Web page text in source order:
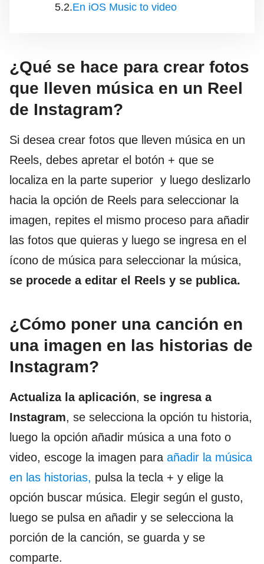
En iOS Music to video
¿Qué se hace para crear fotos
que lleven música en un Reel
de Instagram?
Si desea crear fotos que lleven música en un
Reels, debes apretar el botón + que se
localiza en la parte superior y luego deslizarlo
hacia la opción de Reels para seleccionar la
imagen, repites el mismo proceso para añadir
las fotos que quieras y luego se ingresa en el
ícono de música para seleccionar la música,
se procede a editar el Reels y se publica.
¿Cómo poner una canción en
una imagen en las historias de
Instagram?
Actualiza la aplicación, se ingresa a
Instagram, se selecciona la opción tu historia,
luego la opción añadir música a una foto o
video, escoge la imagen para añadir la música
en las historias, pulsa la tecla + y elige la
opción buscar música. Elegir según el gusto,
luego se pulsa en añadir y se selecciona la
porción de la canción, se guarda y se
comparte.